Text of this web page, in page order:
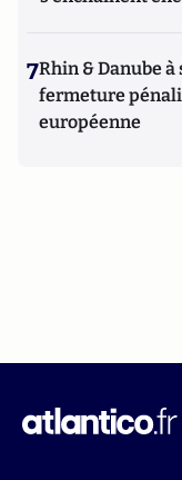
7Rhin & Danube à
fermeture
européenne